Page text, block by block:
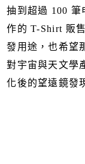
抽到超過 100 筆
作的 T-Shirt 販
發用途，也希望
對宇宙與天文學
化後的望遠鏡發